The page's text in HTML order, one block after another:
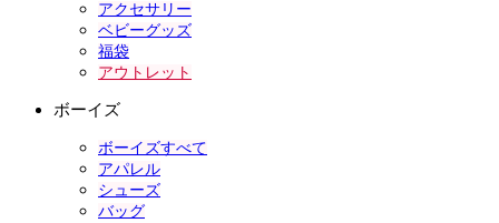
アクセサリー
ベビーグッズ
福袋
アウトレット
ボーイズ
ボーイズすべて
アパレル
シューズ
バッグ